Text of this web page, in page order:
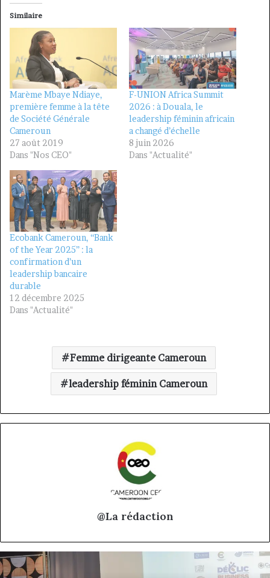
Similaire
Marème Mbaye Ndiaye,
première femme à la tête
de Société Générale
Cameroun
27 août 2019
Dans "Nos CEO"
F-UNION Africa Summit
2026 : à Douala, le
leadership féminin africain
a changé d’échelle
8 juin 2026
Dans "Actualité"
Ecobank Cameroun, “Bank
of the Year 2025” : la
confirmation d’un
leadership bancaire
durable
12 décembre 2025
Dans "Actualité"
Femme dirigeante Cameroun
leadership féminin Cameroun
@La rédaction